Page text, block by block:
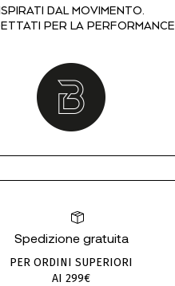
DAL MOVIMENTO.
PER LA PERFORMANCE.
Spedizione gratuita
PER ORDINI SUPERIORI
AI 299€